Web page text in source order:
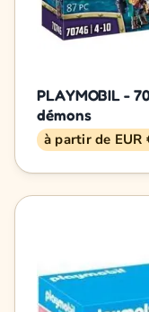
PLAYMOBIL -
démons
à partir de EUR